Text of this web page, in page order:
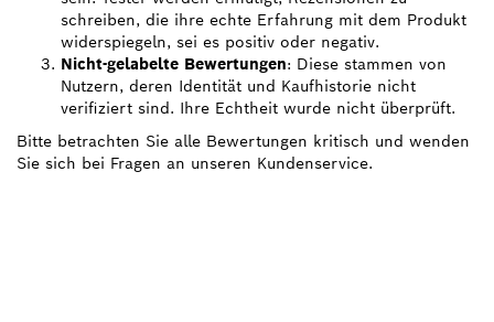
schreiben, die ihre echte Erfahrung mit dem Produkt
widerspiegeln, sei es positiv oder negativ.
Nicht-gelabelte Bewertungen: Diese stammen von
Nutzern, deren Identität und Kaufhistorie nicht
verifiziert sind. Ihre Echtheit wurde nicht überprüft.
Bitte betrachten Sie alle Bewertungen kritisch und wenden
Sie sich bei Fragen an unseren Kundenservice.